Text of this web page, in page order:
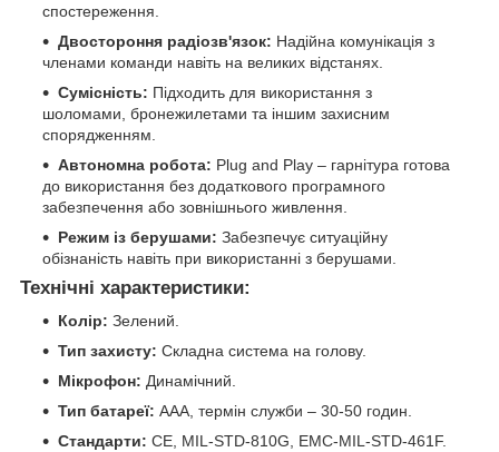
спостереження.
Двостороння радіозв'язок: Надійна комунікація з
членами команди навіть на великих відстанях.
Сумісність: Підходить для використання з
шоломами, бронежилетами та іншим захисним
спорядженням.
Автономна робота: Plug and Play – гарнітура готова
до використання без додаткового програмного
забезпечення або зовнішнього живлення.
Режим із берушами: Забезпечує ситуаційну
обізнаність навіть при використанні з берушами.
Технічні характеристики:
Колір: Зелений.
Тип захисту: Складна система на голову.
Мікрофон: Динамічний.
Тип батареї: AAA, термін служби – 30-50 годин.
Стандарти: CE, MIL-STD-810G, EMC-MIL-STD-461F.